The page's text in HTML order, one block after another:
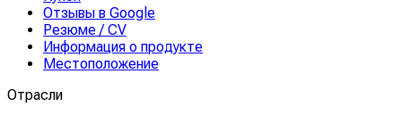
Отзывы в Google
Резюме / CV
Информация о продукте
Местоположение
Отрасли